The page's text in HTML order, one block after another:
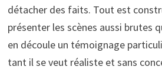
détacher des faits. Tout est
présenter les scènes aussi brutes
en découle un témoignage
tant il se veut réaliste et sans